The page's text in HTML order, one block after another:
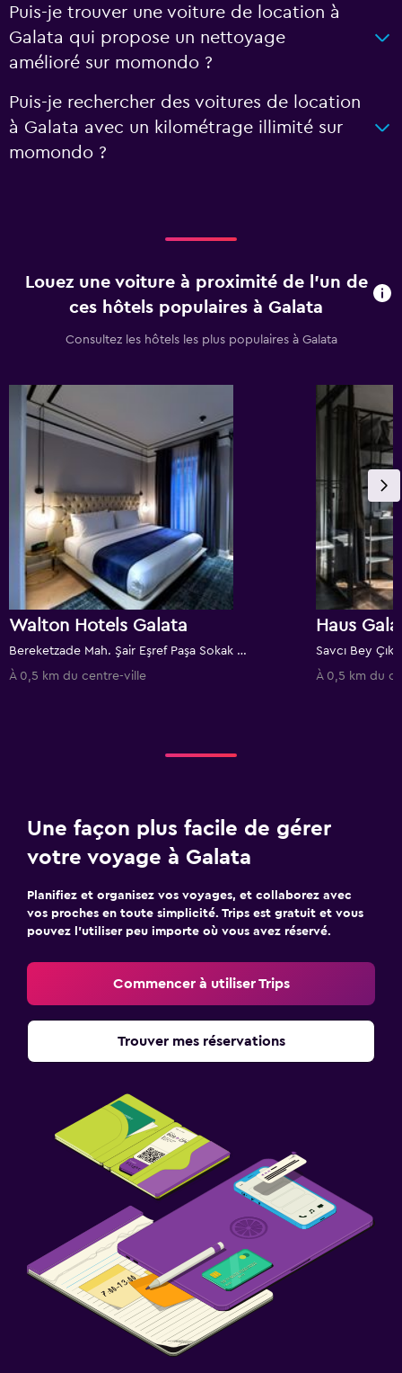
Puis-je trouver une voiture de location à
Galata qui propose un nettoyage
amélioré sur momondo ?
Puis-je rechercher des voitures de location
à Galata avec un kilométrage illimité sur
momondo ?
Louez une voiture à proximité de l’un de
ces hôtels populaires à Galata
Consultez les hôtels les plus populaires à Galata
Walton Hotels Galata
Bereketzade Mah. Şair Eşref Paşa Sokak No:4, Galata Beyoğlu, Istanbul, Turquie
À 0,5 km du centre-ville
Haus
À 0,5 km du
Une façon plus facile de gérer
votre voyage à Galata
Planifiez et organisez vos voyages, et collaborez avec
vos proches en toute simplicité. Trips est gratuit et vous
pouvez l’utiliser peu importe où vous avez réservé.
Commencer à utiliser Trips
Trouver mes réservations